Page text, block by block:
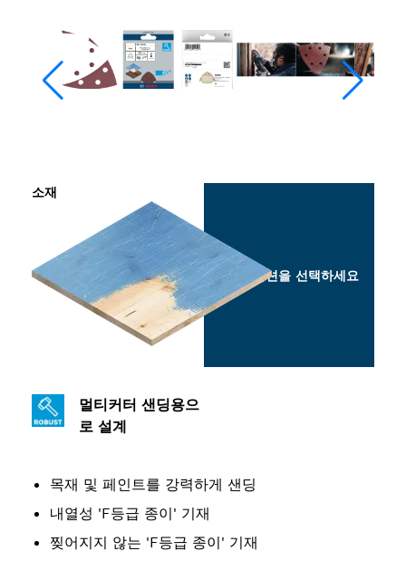
멀티커터 샌딩용으
로 설계
목재 및 페인트를 강력하게 샌딩
내열성 'F등급 종이' 기재
찢어지지 않는 'F등급 종이' 기재
소재
옵션을 선택하세요